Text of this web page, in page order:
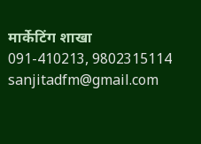
मार्केटिंग शाखा
091-410213, 9802315114
sanjitadfm@gmail.com